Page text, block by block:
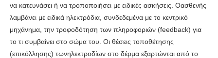
να κατευνάσει ή να τροποποιήσει με ειδικές ασκήσεις. Οασθενής
λαμβάνει με ειδικά ηλεκτρόδια, συνδεδεμένα με το κεντρικό
μηχάνημα, την τροφοδότηση των πληροφοριών (feedback) για
το τι συμβαίνει στο σώμα του. Οι θέσεις τοποθέτησης
(επικόλλησης) τωνηλεκτροδίων στο δέρμα εξαρτώνται από το